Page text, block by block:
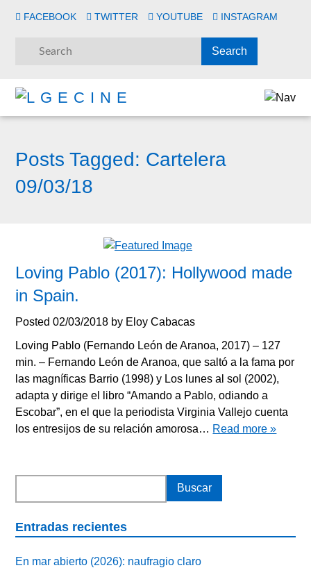
FACEBOOK TWITTER YOUTUBE INSTAGRAM
Posts Tagged: Cartelera
09/03/18
Loving Pablo (2017): Hollywood made
in Spain.
Posted02/03/2018 by Eloy Cabacas
Loving Pablo (Fernando León de Aranoa, 2017) – 127
min. – Fernando León de Aranoa, que saltó a la fama por
las magníficas Barrio (1998) y Los lunes al sol (2002),
adapta y dirige el libro “Amando a Pablo, odiando a
Escobar”, en el que la periodista Virginia Vallejo cuenta
los entresijos de su relación amorosa… Read more »
Entradas recientes
En mar abierto (2026): naufragio claro